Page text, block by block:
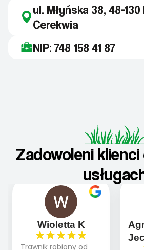
ul. Młyńska 38, 48-130
Cerekwia
NIP: 748 158 41 87
Zadowoleni
Wioletta K
Trawnik robiony od